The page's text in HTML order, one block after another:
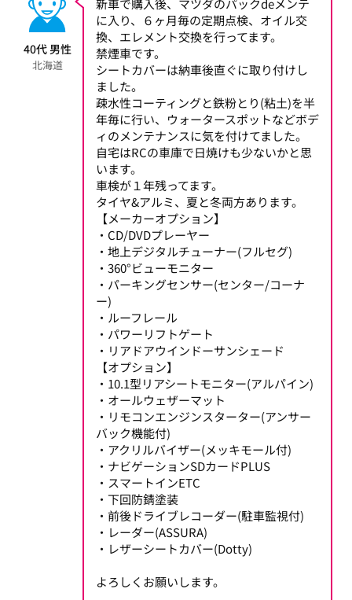
40代 男性
北海道
新車で購入後、マツダのパックdeメンテ
に入り、６ヶ月毎の定期点検、オイル交
換、エレメント交換を行ってます。
禁煙車です。
シートカバーは納車後直ぐに取り付けし
ました。
疎水性コーティングと鉄粉とり(粘土)を半
年毎に行い、ウォータースポットなどボデ
ィのメンテナンスに気を付けてました。
自宅はRCの車庫で日焼けも少ないかと思
います。
車検が１年残ってます。
タイヤ&アルミ、夏と冬両方あります。
【メーカーオプション】
・CD/DVDプレーヤー
・地上デジタルチューナー(フルセグ)
・360°ビューモニター
・パーキングセンサー(センター/コーナ
ー)
・ルーフレール
・パワーリフトゲート
・リアドアウインドーサンシェード
【オプション】
・10.1型リアシートモニター(アルパイン)
・オールウェザーマット
・リモコンエンジンスターター(アンサー
バック機能付)
・アクリルバイザー(メッキモール付)
・ナビゲーションSDカードPLUS
・スマートインETC
・下回防錆塗装
・前後ドライブレコーダー(駐車監視付)
・レーダー(ASSURA)
・レザーシートカバー(Dotty)
よろしくお願いします。